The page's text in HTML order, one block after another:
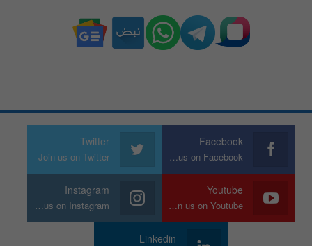
Facebook
Join us on Facebook
Twitter
Join us on Twitter
Youtube
Join us on Youtube
Instagram
Join us on Instagram
Linkedin